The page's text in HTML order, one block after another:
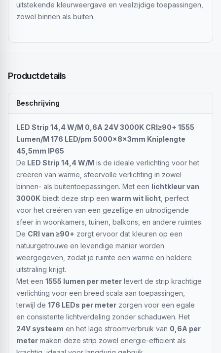
uitstekende kleurweergave en veelzijdige toepassingen,
zowel binnen als buiten.
Productdetails
Beschrijving
LED Strip 14,4 W/M 0,6A 24V 3000K CRI≥90+ 1555
Lumen/M 176 LED/pm 5000x8x3mm Kniplengte
45,5mm IP65
De LED Strip 14,4 W/M is de ideale verlichting voor het
creëren van warme, sfeervolle verlichting in zowel
binnen- als buitentoepassingen. Met een lichtkleur van
3000K biedt deze strip een warm wit licht , perfect
voor het creëren van een gezellige en uitnodigende
sfeer in woonkamers, tuinen, balkons, en andere ruimtes.
De CRI van ≥90+ zorgt ervoor dat kleuren op een
natuurgetrouwe en levendige manier worden
weergegeven, zodat je ruimte een warme en heldere
uitstraling krijgt.
Met een 1555 lumen per meter levert de strip krachtige
verlichting voor een breed scala aan toepassingen,
terwijl de 176 LEDs per meter zorgen voor een egale
en consistente lichtverdeling zonder schaduwen. Het
24V systeem en het lage stroomverbruik van 0,6A per
meter maken deze strip zowel energie-efficiënt als